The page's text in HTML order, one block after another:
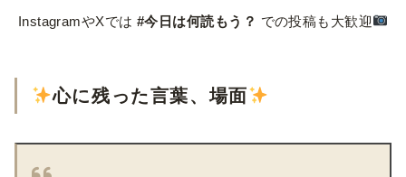
InstagramやXでは#今日は何読もう？ での投稿も大歓迎
心に残った言葉、場面